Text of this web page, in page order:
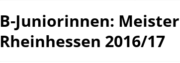
B-Juniorinnen:
Rheinhessen 2016/17